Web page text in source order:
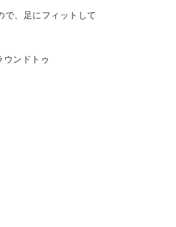
で、足にフィットして
ウンドトゥ